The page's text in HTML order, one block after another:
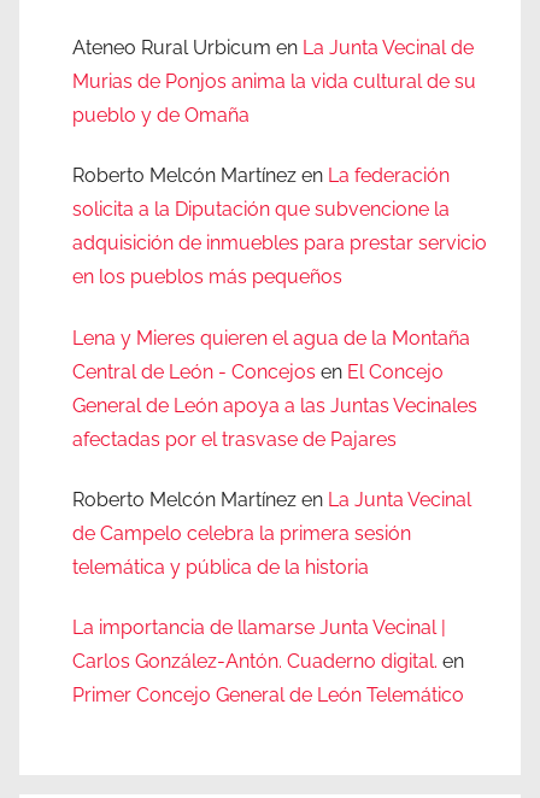
Ateneo Rural Urbicum en La Junta Vecinal de
Murias de Ponjos anima la vida cultural de su
pueblo y de Omaña
Roberto Melcón Martínez en La federación
solicita a la Diputación que subvencione la
adquisición de inmuebles para prestar servicio
en los pueblos más pequeños
Lena y Mieres quieren el agua de la Montaña
Central de León - Concejos en El Concejo
General de León apoya a las Juntas Vecinales
afectadas por el trasvase de Pajares
Roberto Melcón Martínez en La Junta Vecinal
de Campelo celebra la primera sesión
telemática y pública de la historia
La importancia de llamarse Junta Vecinal |
Carlos González-Antón. Cuaderno digital. en
Primer Concejo General de León Telemático